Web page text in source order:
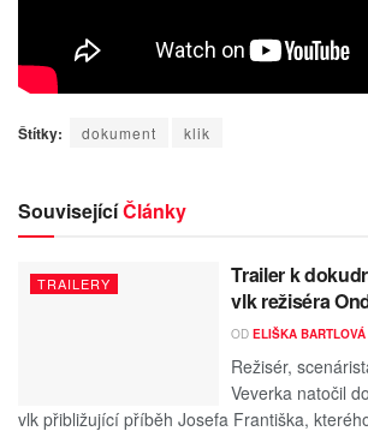
Štítky: dokument klik
SouvisejícíČlánky
TRAILERY
Trailer k
vlk režiséra
OD ELIŠKA BARTLOVÁ
Režisér,
Veverka natočil
vlk přibližující příběh Josefa Františka,